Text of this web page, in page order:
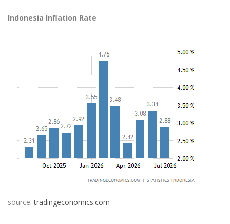
Indonesia Inflation Rate
source:tradingeconomics.com